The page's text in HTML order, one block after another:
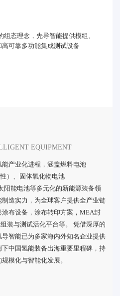
态理念，先导智能提供模组、
可靠多功能集成测试设备
EQUIPMENT
产业化进程，涵盖燃料电池
）、固体氧化物电池
阳能电池等多元化的新能源装备领
造实力，为全球客户提供全产业链
布设备，涂布转印方案，MEA封
装与测试活化平台等。 凭借深厚的
智能已为多家海内外知名企业提供
中国氢能装备出海重要里程碑，持
模化与智能化发展。